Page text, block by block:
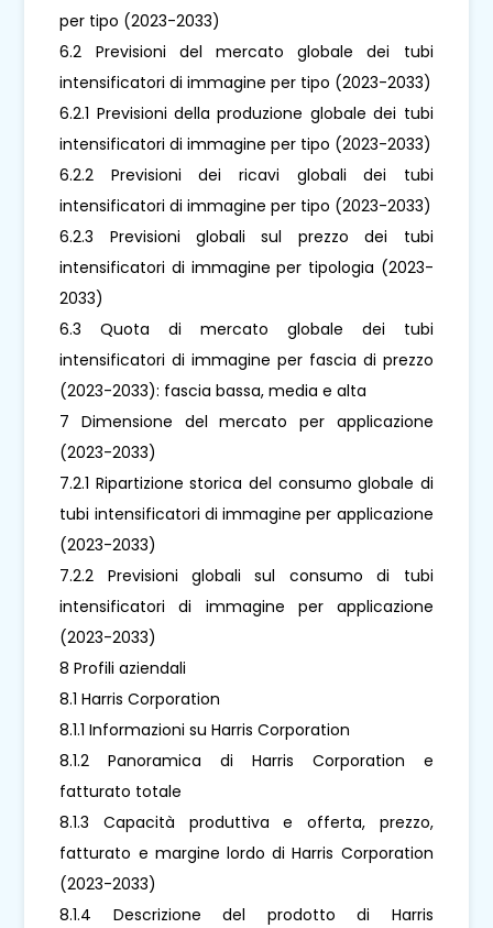
per tipo (2023-2033)
6.2 Previsioni del mercato globale dei tubi
intensificatori di immagine per tipo (2023-2033)
6.2.1 Previsioni della produzione globale dei tubi
intensificatori di immagine per tipo (2023-2033)
6.2.2 Previsioni dei ricavi globali dei tubi
intensificatori di immagine per tipo (2023-2033)
6.2.3 Previsioni globali sul prezzo dei tubi
intensificatori di immagine per tipologia (2023-
2033)
6.3 Quota di mercato globale dei tubi
intensificatori di immagine per fascia di prezzo
(2023-2033): fascia bassa, media e alta
7 Dimensione del mercato per applicazione
(2023-2033)
7.2.1 Ripartizione storica del consumo globale di
tubi intensificatori di immagine per applicazione
(2023-2033)
7.2.2 Previsioni globali sul consumo di tubi
intensificatori di immagine per applicazione
(2023-2033)
8 Profili aziendali
8.1 Harris Corporation
8.1.1 Informazioni su Harris Corporation
8.1.2 Panoramica di Harris Corporation e
fatturato totale
8.1.3 Capacità produttiva e offerta, prezzo,
fatturato e margine lordo di Harris Corporation
(2023-2033)
8.1.4 Descrizione del prodotto di Harris